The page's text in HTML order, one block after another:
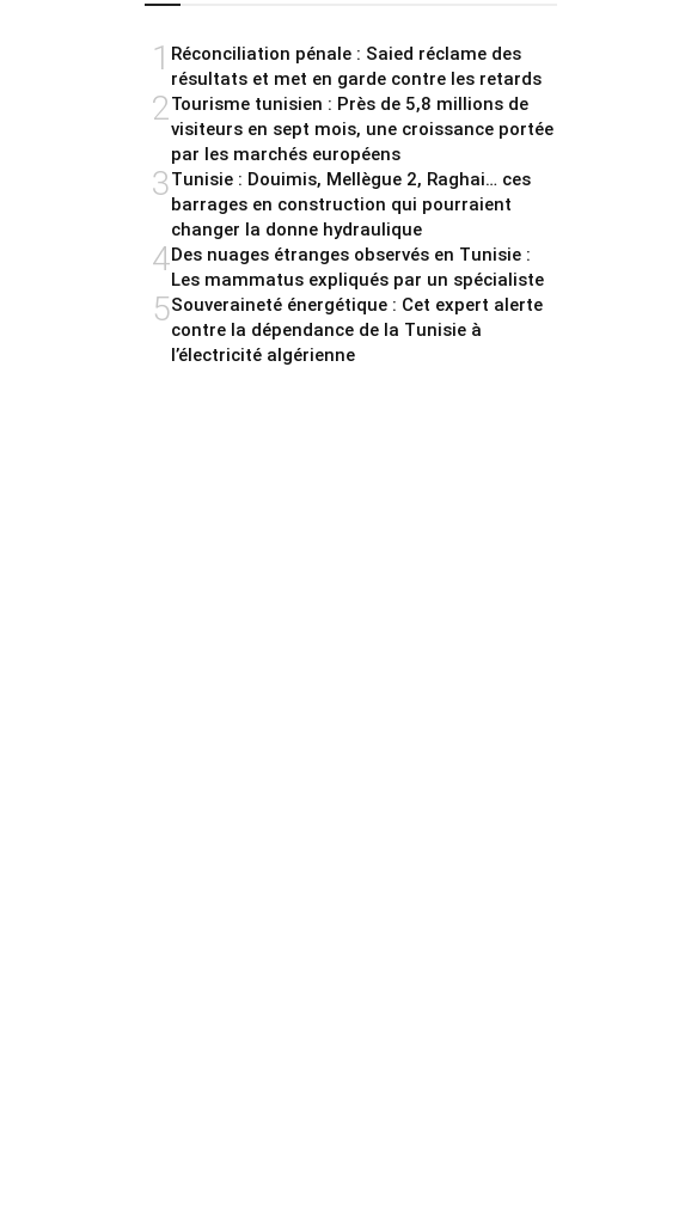
1 Réconciliation pénale : Saied réclame des
résultats et met en garde contre les retards
2Tourisme tunisien : Près de 5,8 millions de
visiteurs en sept mois, une croissance portée
par les marchés européens
3Tunisie : Douimis, Mellègue 2, Raghai… ces
barrages en construction qui pourraient
changer la donne hydraulique
4Des nuages étranges observés en Tunisie :
Les mammatus expliqués par un spécialiste
5Souveraineté énergétique : Cet expert alerte
contre la dépendance de la Tunisie à
l’électricité algérienne